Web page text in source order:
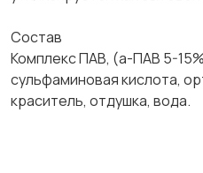
Состав
Комплекс ПАВ, (а-ПАВ 5-
сульфаминовая кислота,
краситель, отдушка, вода.